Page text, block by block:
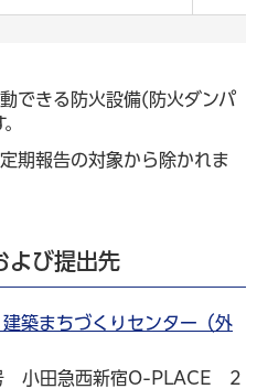
できる防火設備(防火ダンパ
期報告の対象から除かれま
よび提出先
築まちづくりセンター（外
小田急西新宿O-PLACE 2